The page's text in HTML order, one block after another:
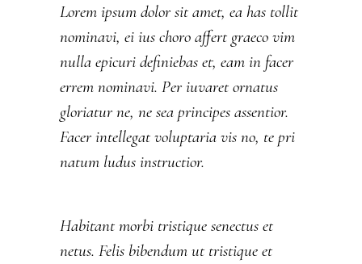
Lorem ipsum dolor sit amet, ea has tollit
nominavi, ei ius choro affert graeco vim
nulla epicuri definiebas et, eam in facer
errem nominavi. Per iuvaret ornatus
gloriatur ne, ne sea principes assentior.
Facer intellegat voluptaria vis no, te pri
natum ludus instructior.
Habitant morbi tristique senectus et
netus. Felis bibendum ut tristique et